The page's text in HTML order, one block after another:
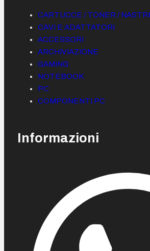
CARTUCCE / TONER / NASTRI
CAVI E ADATTATORI
ACCESSORI
ARCHIVIAZIONE
GAMING
NOTEBOOK
PC
COMPONENTI PC
Informazioni